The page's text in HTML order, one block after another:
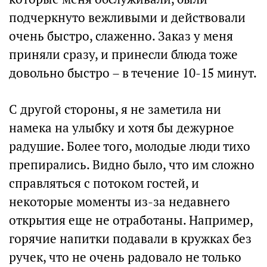
подчеркнуто вежливыми и действовали
очень быстро, слаженно. Заказ у меня
приняли сразу, и принесли блюда тоже
довольно быстро – в течение 10-15 минут.
С другой стороны, я не заметила ни
намека на улыбку и хотя бы дежурное
радушие. Более того, молодые люди тихо
препирались. Видно было, что им сложно
справляться с потоком гостей, и
некоторые моменты из-за недавнего
открытия еще не отработаны. Например,
горячие напитки подавали в кружках без
ручек, что не очень радовало не только